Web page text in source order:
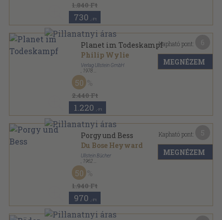
1.840 Ft
730 ,-Ft
Planet im Todeskampf
Philip Wylie
Verlag Ullstein GmbH
1978
Ragasztott papírkötés
Ullstein Buch sorozat
2.440 Ft
50
1.220 ,-Ft
Kapható pont:
MEGNÉZEM
Porgy und Bess
Du Bose Heyward
Ullstein Bücher
1962
Ragasztott papírkötés
Ullstein Buch sorozat
1.940 Ft
50
970 ,-Ft
Kapható pont:
MEGNÉZEM